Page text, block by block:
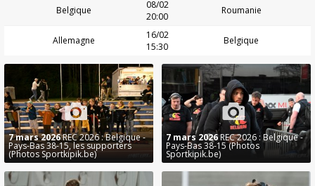
Belgique
08/02
20:00
Roumanie
Allemagne
16/02
15:30
Belgique
7 mars 2026REC 2026 : Belgique -
Pays-Bas 38-15, les supporters
(Photos Sportkipik.be)
7 mars 2026REC 2026 : Belgique -
Pays-Bas 38-15 (Photos
Sportkipik.be)